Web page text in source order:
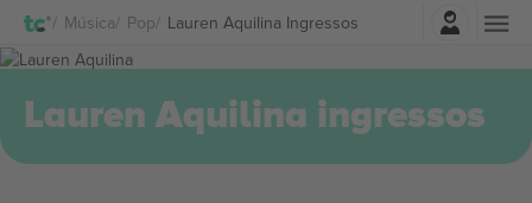
Música Pop Lauren Aquilina Ingressos
Entrar
Lauren Aquilina ingressos